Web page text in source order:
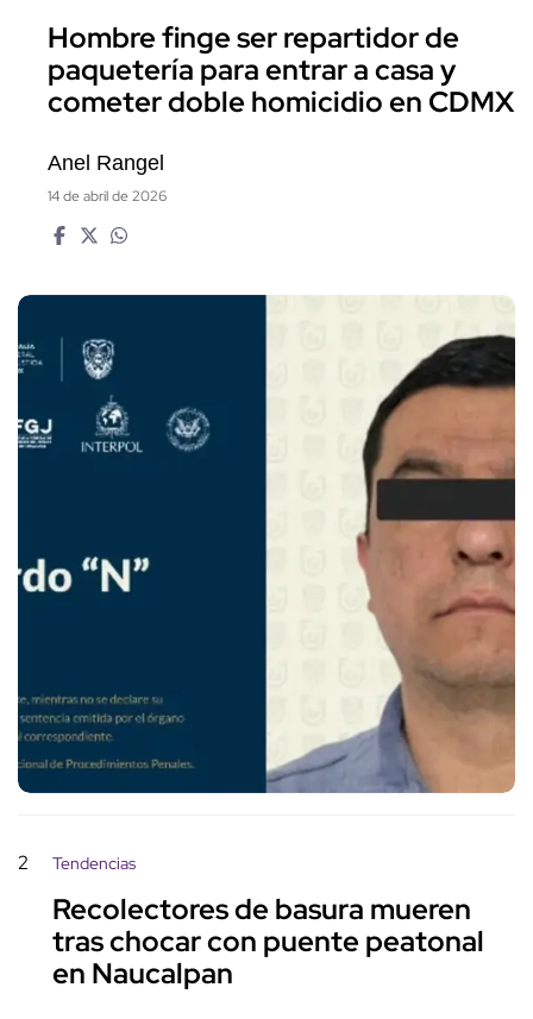
Hombre finge ser repartidor de
paquetería para entrar a casa y
cometer doble homicidio en CDMX
Anel Rangel
14 de abril de 2026
2 Tendencias
Recolectores de basura mueren
tras chocar con puente peatonal
en Naucalpan